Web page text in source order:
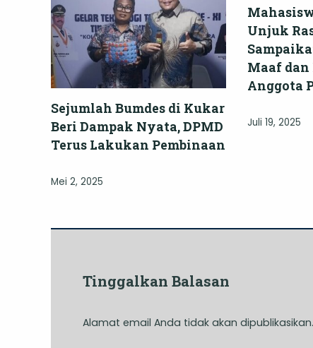
Sejumlah Bumdes di Kukar
Beri Dampak Nyata, DPMD
Terus Lakukan Pembinaan
Mei 2, 2025
Unjuk
Maaf dan
Anggota
Juli 19, 2025
Tinggalkan Balasan
Alamat email Anda tidak akan dipublikasikan.